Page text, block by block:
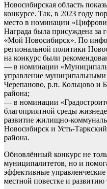
Новосибирская область
конкурсе. Так, в 2023 году
место в номинации
Награда была присуждена за
«Мой Новосибирск». По
региональной политики
на конкурс были
— в номинации
управление муниципальными
Черепаново, р.п. Кольцово и
района;
— в номинации
благоприятной среды
развитие жилищно-
Новосибирск и Усть-Таркский
района.
Обновлённый конкурс не
муниципалитетов, но и
эффективные
местной повестке и развитию